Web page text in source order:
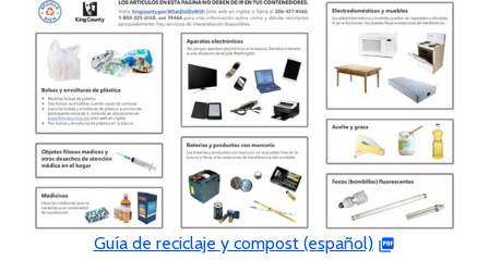
Guía de reciclaje y compost (español)